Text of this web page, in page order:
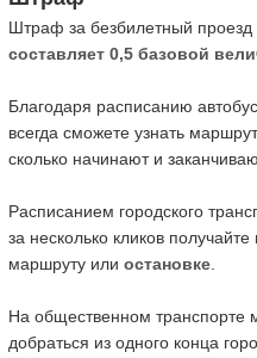
Штраф за безбилетный проезд
составляет 0,5 базовой
Благодаря расписанию
всегда сможете узнать
сколько начинают и
Расписанием городского
за несколько кликов
маршруту или остановке.
На общественном транспорте
добраться из одного конца